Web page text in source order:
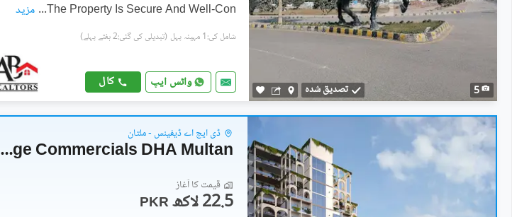
5 تصدیق شدہ
The Property Is Secure And Well-Con
... مزید
شامل کی:1 مہینہ پہل (تبدیلی کی گئی:2 ہفتے پہلے)
واٹس ایپ کال
ڈی ایچ اے ڈیفینس - ملتان
Vintage Commercials DHA Multan
قیمت کا آغاز
PKR 22.5 لاکھ